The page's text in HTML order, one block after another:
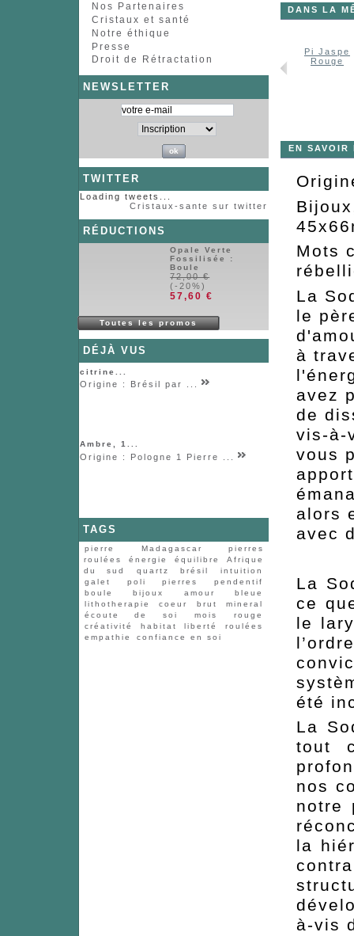
Nos Partenaires
Cristaux et santé
Notre éthique
Presse
Droit de Rétractation
NEWSLETTER
TWITTER
Loading tweets...
Cristaux-sante sur twitter
RÉDUCTIONS
Opale Verte
Fossilisée :
Boule
72,00 €
(-20%)
57,60 €
Toutes les promos
DÉJÀ VUS
citrine...
Origine : Brésil par ...
Ambre, 1...
Origine : Pologne 1 Pierre ...
TAGS
pierre Madagascar
pierres
roulées
énergie équilibre
Afrique
du sud
quartz brésil
intuition
galet
poli pierres
pendentif
boule
bijoux amour
bleue
lithotherapie
coeur brut
mineral
écoute de soi
mois
rouge
créativité
habitat liberté
roulées
empathie
confiance en soi
DANS LA
Pi de Jade Pi Améthyste
Pi Jaspe
Rouge
EN SAVOIR
Mots
La
le
à
avez
de
vis-à-
vous
alors
avec
La
ce
le
été
La
tout
nos
notre
la
à-vis